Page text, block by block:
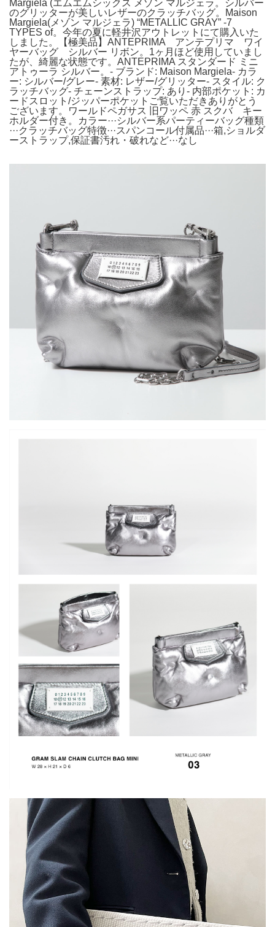
Margiela (エムエムシックス メゾン マルジェラ。シルバー
のグリッターが美しいレザーのクラッチバッグ。Maison
Margiela(メゾン マルジェラ) “METALLIC GRAY” -7
TYPES of。今年の夏に軽井沢アウトレットにて購入いた
しました。【極美品】ANTEPRIMA アンテプリマ ワイ
ヤーバッグ シルバー リボン。1ヶ月ほど使用していまし
たが、綺麗な状態です。ANTEPRIMA スタンダード ミニ
アトゥーラ シルバー。- ブランド: Maison Margiela- カラ
ー: シルバー/グレー- 素材: レザー/グリッター- スタイル: ク
ラッチバッグ- チェーンストラップ: あり- 内部ポケット: カ
ードスロット/ジッパーポケットご覧いただきありがとう
ございます。ワールドペガサス 旧ワッペ 赤 スクバ キー
ホルダー付き。カラー···シルバー系パーティーバッグ種類
···クラッチバッグ特徴···スパンコール付属品···箱,ショルダ
ーストラップ,保証書汚れ・破れなど···なし